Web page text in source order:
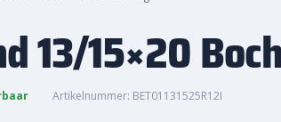
13/15×20
Artikelnummer: BET01131525R12I